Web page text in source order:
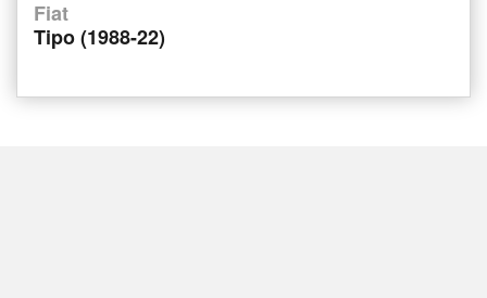
Fiat
Tipo (1988-22)